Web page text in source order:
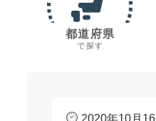
都道府県
で探す
2020年10月